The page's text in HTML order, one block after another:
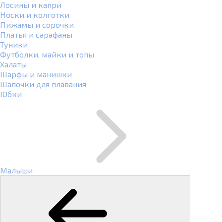
Лосины и капри
Носки и колготки
Пижамы и сорочки
Платья и сарафаны
Туники
Футболки, майки и топы
Халаты
Шарфы и манишки
Шапочки для плавания
Юбки
Малыши